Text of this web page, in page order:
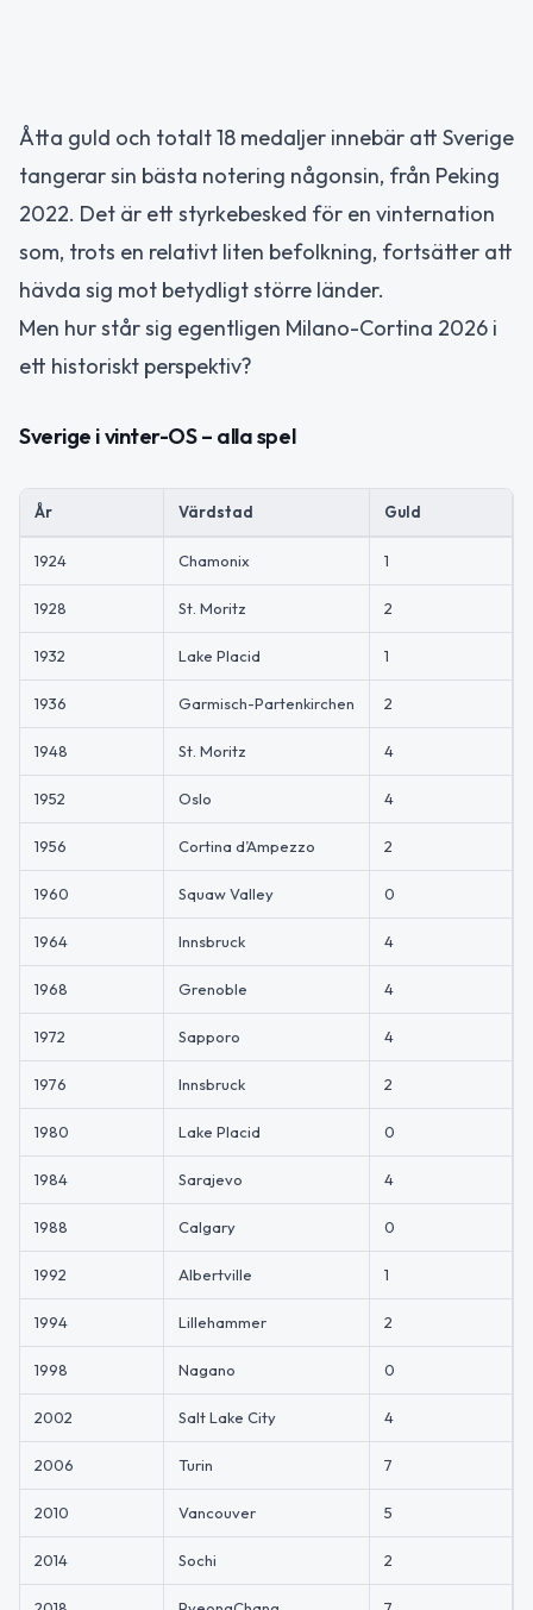
Åtta guld och totalt 18 medaljer innebär att Sverige
tangerar sin bästa notering någonsin, från Peking
2022. Det är ett styrkebesked för en vinternation
som, trots en relativt liten befolkning, fortsätter att
hävda sig mot betydligt större länder.
Men hur står sig egentligen Milano-Cortina 2026 i
ett historiskt perspektiv?
Sverige i vinter-OS – alla spel
År Värdstad Guld
1924 Chamonix 1
1928 St. Moritz 2
1932 Lake Placid 1
1936 Garmisch-Partenkirchen 2
1948 St. Moritz 4
1952 Oslo 4
1956 Cortina d’Ampezzo 2
1960 Squaw Valley 0
1964 Innsbruck 4
1968 Grenoble 4
1972 Sapporo 4
1976 Innsbruck 2
1980 Lake Placid 0
1984 Sarajevo 4
1988 Calgary 0
1992 Albertville 1
1994 Lillehammer 2
1998 Nagano 0
2002 Salt Lake City 4
2006 Turin 7
2010 Vancouver 5
2014 Sochi 2